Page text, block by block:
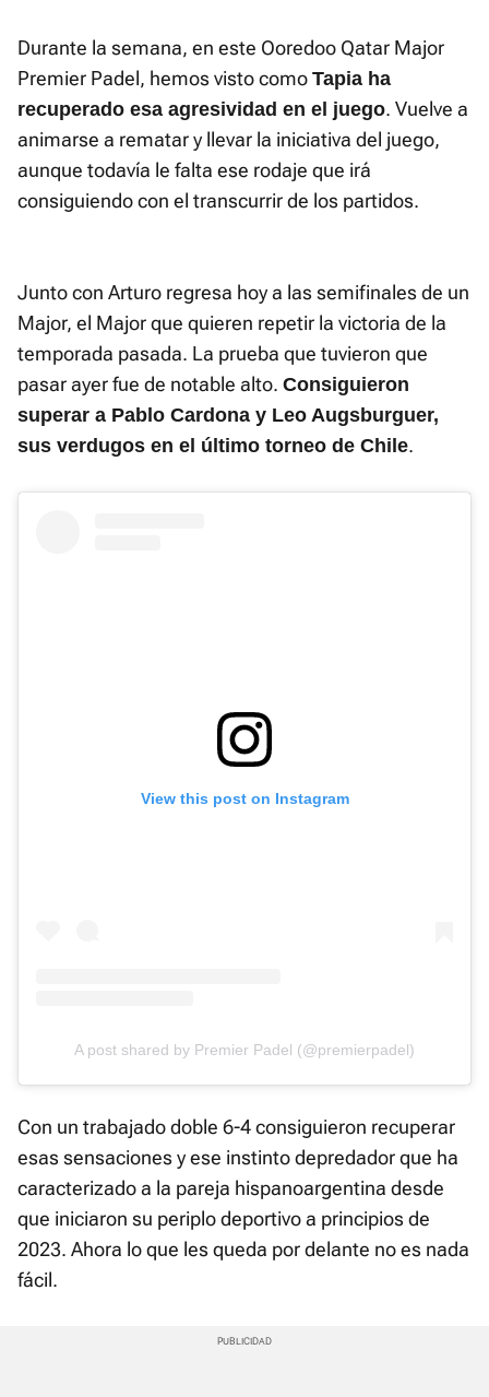
Durante la semana, en este Ooredoo Qatar Major
Premier Padel, hemos visto como Tapia ha
recuperado esa agresividad en el juego. Vuelve a
animarse a rematar y llevar la iniciativa del juego,
aunque todavía le falta ese rodaje que irá
consiguiendo con el transcurrir de los partidos.
Junto con Arturo regresa hoy a las semifinales de un
Major, el Major que quieren repetir la victoria de la
temporada pasada. La prueba que tuvieron que
pasar ayer fue de notable alto. Consiguieron
superar a Pablo Cardona y Leo Augsburguer,
sus verdugos en el último torneo de Chile.
View this post on Instagram
A post shared by Premier Padel (@premierpadel)
Con un trabajado doble 6-4 consiguieron recuperar
esas sensaciones y ese instinto depredador que ha
caracterizado a la pareja hispanoargentina desde
que iniciaron su periplo deportivo a principios de
2023. Ahora lo que les queda por delante no es nada
fácil.